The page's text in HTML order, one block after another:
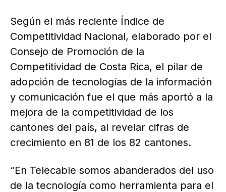
Según el más reciente Índice de
Competitividad Nacional, elaborado por el
Consejo de Promoción de la
Competitividad de Costa Rica, el pilar de
adopción de tecnologías de la información
y comunicación fue el que más aportó a la
mejora de la competitividad de los
cantones del país, al revelar cifras de
crecimiento en 81 de los 82 cantones.
“En Telecable somos abanderados del uso
de la tecnología como herramienta para el